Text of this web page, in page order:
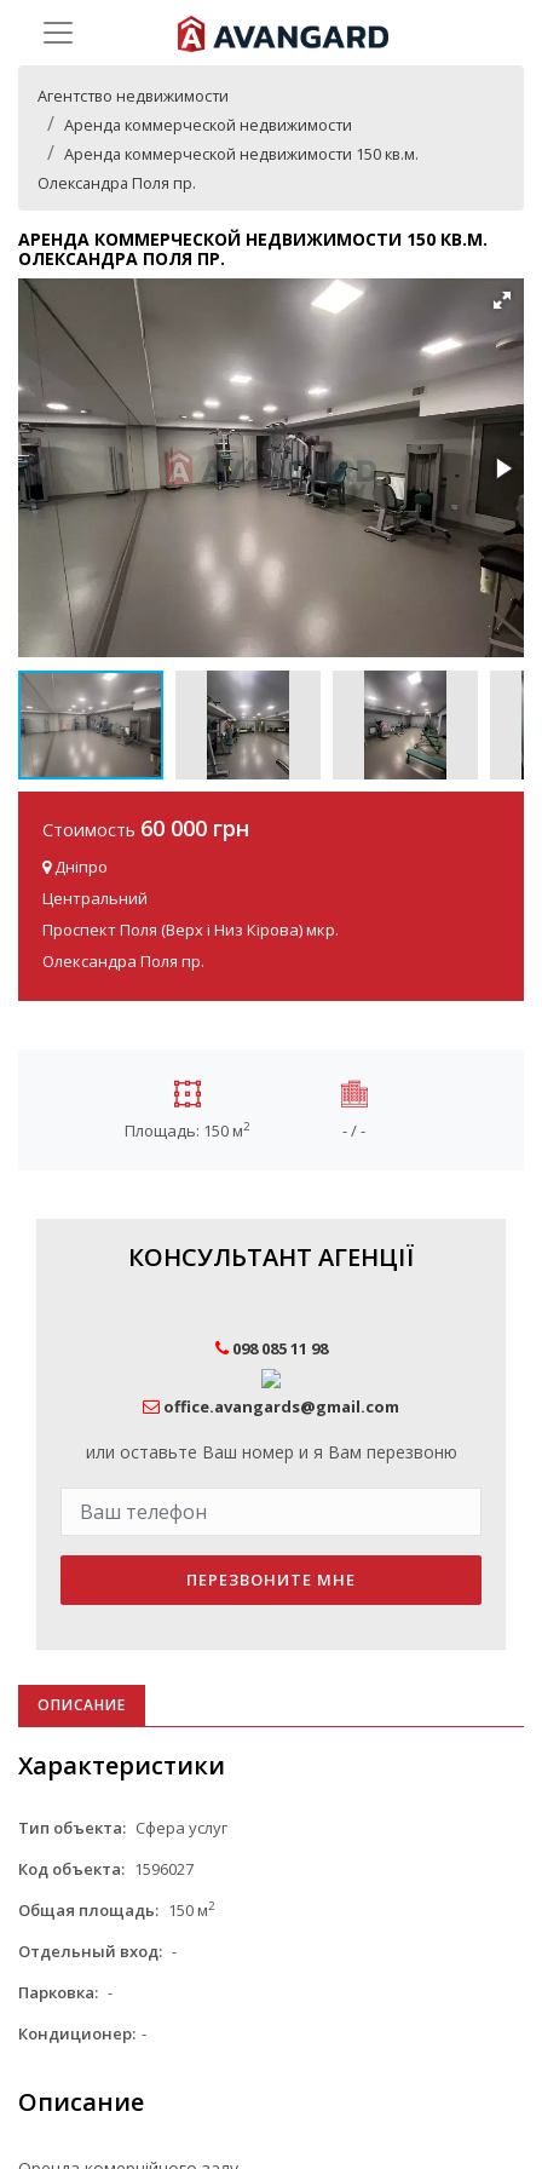
Агентство недвижимости
Аренда коммерческой недвижимости
Аренда коммерческой недвижимости 150 кв.м.
Олександра Поля пр.
АРЕНДА КОММЕРЧЕСКОЙ НЕДВИЖИМОСТИ 150 КВ.М.
ОЛЕКСАНДРА ПОЛЯ ПР.
Стоимость 60 000 грн
Дніпро
Центральний
Проспект Поля (Верх і Низ Кірова) мкр.
Олександра Поля пр.
Площадь: 150 м2 - / -
КОНСУЛЬТАНТ АГЕНЦІЇ
098 085 11 98
office.avangards@gmail.com
или оставьте Ваш номер и я Вам перезвоню
ПЕРЕЗВОНИТЕ МНЕ
ОПИСАНИЕ
Характеристики
Тип объекта: Сфера услуг
Код объекта: 1596027
Общая площадь: 150 м2
Отдельный вход: -
Парковка: -
Кондиционер: -
Описание